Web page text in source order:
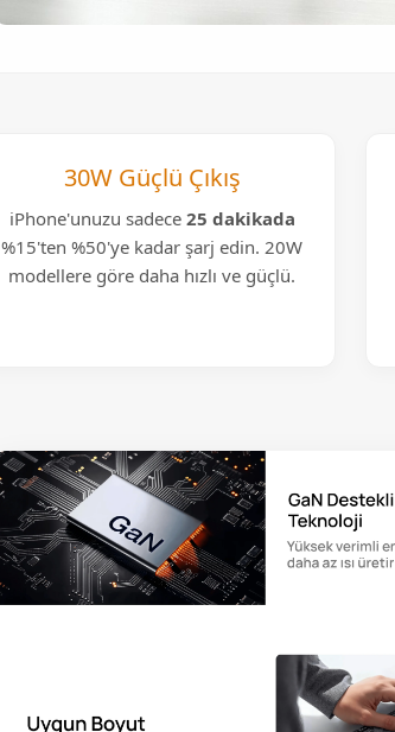
30W Güçlü Çıkış
iPhone'unuzu sadece 25 dakikada
%15'ten %50'ye kadar şarj edin. 20W
modellere göre daha hızlı ve güçlü.